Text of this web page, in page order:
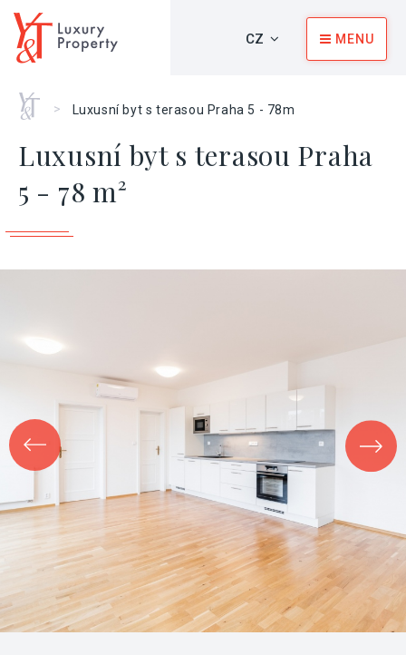
CZ MENU
Home
> Luxusní byt s terasou Praha 5 - 78m
Luxusní byt s terasou Praha
5 - 78 m²